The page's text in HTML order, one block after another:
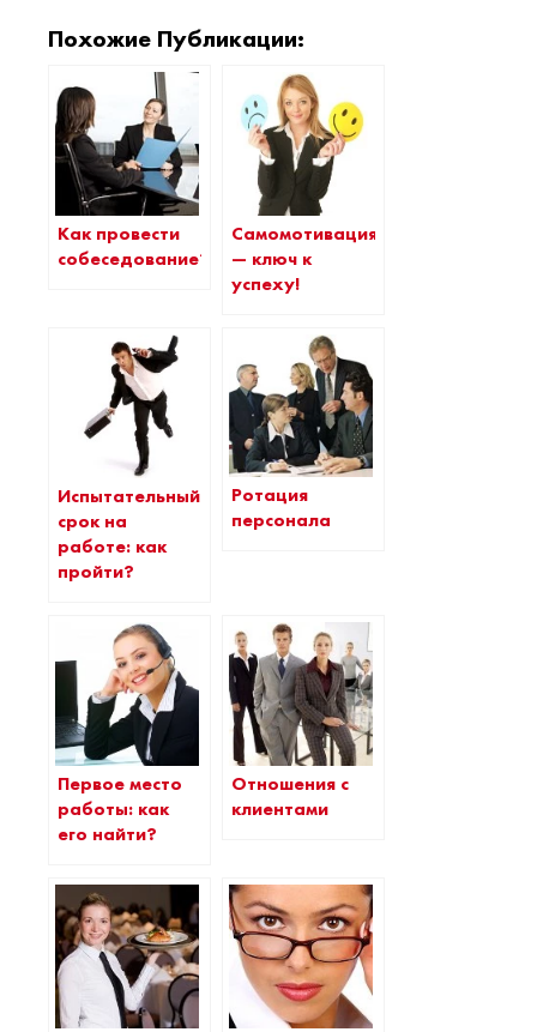
Похожие Публикации:
Как провести
собеседование?
Самомотивация
— ключ к
успеху!
Испытательный
срок на
работе: как
пройти?
Ротация
персонала
Первое место
работы: как
его найти?
Отношения с
клиентами